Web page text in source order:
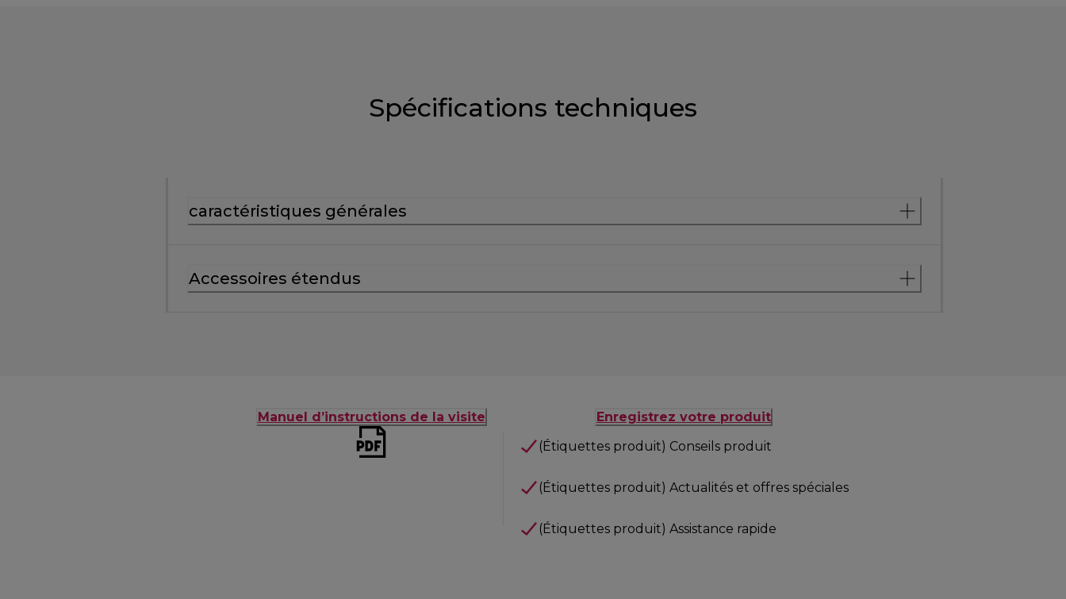
Spécifications techniques
caractéristiques générales
Accessoires étendus
Manuel d’instructions de la visite
Enregistrez votre produit
(Étiquettes produit) Conseils produit
(Étiquettes produit) Actualités et offres spéciales
(Étiquettes produit) Assistance rapide